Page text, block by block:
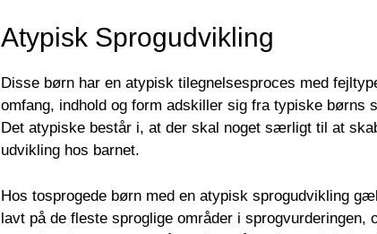
Atypisk Sprogudvikling
Disse børn har en atypisk tilegnelsesproces med
omfang, indhold og form adskiller sig fra typiske børns
Det atypiske består i, at der skal noget særligt til at
udvikling hos barnet.
Hos tosprogede børn med en atypisk sprogudvikling
lavt på de fleste sproglige områder i sprogvurderingen,